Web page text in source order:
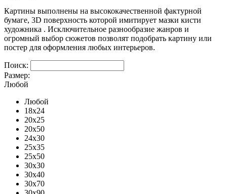
Картины выполнены на высококачественной фактурной
бумаге, 3D поверхность которой имитирует мазки кисти
художника . Исключительное разнообразие жанров и
огромный выбор сюжетов позволят подобрать картину или
постер для оформления любых интерьеров.
Поиск:
Размер:
Любой
Любой
18x24
20x25
20x50
24x30
25x35
25x50
30x30
30x40
30x70